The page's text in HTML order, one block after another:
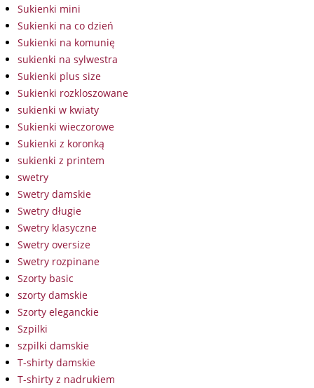
Sukienki mini
Sukienki na co dzień
Sukienki na komunię
sukienki na sylwestra
Sukienki plus size
Sukienki rozkloszowane
sukienki w kwiaty
Sukienki wieczorowe
Sukienki z koronką
sukienki z printem
swetry
Swetry damskie
Swetry długie
Swetry klasyczne
Swetry oversize
Swetry rozpinane
Szorty basic
szorty damskie
Szorty eleganckie
Szpilki
szpilki damskie
T-shirty damskie
T-shirty z nadrukiem